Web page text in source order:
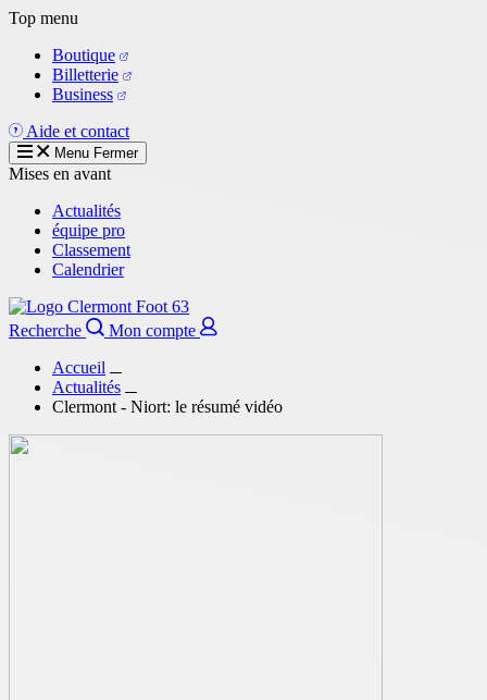
Aller
contenu
principal
Top menu
Boutique
Billetterie
Business
Aide et contact
Menu Fermer
Mises en avant
Actualités
équipe pro
Classement
Calendrier
Recherche
Mon compte
Accueil
Actualités
Clermont - Niort: le résumé vidéo